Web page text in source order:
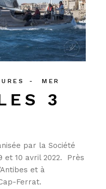
MER
3
par la Société
et 10 avril 2022. Près
et à
Ferrat.